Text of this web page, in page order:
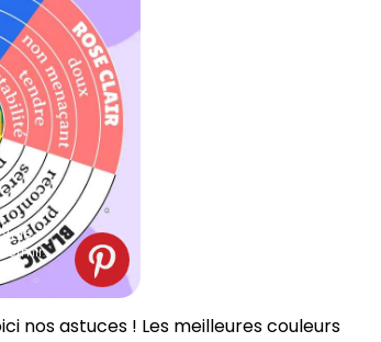
nos astuces ! Les meilleures couleurs